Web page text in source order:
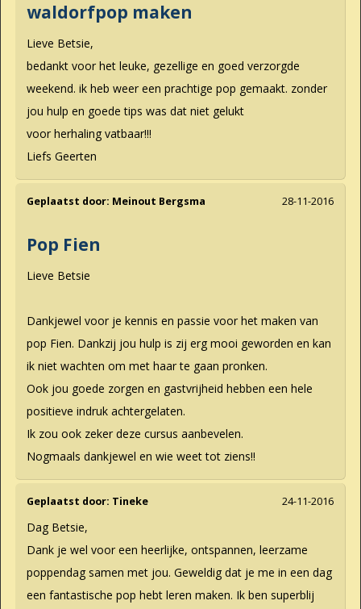
waldorfpop maken
Lieve Betsie,
bedankt voor het leuke, gezellige en goed verzorgde
weekend. ik heb weer een prachtige pop gemaakt. zonder
jou hulp en goede tips was dat niet gelukt
voor herhaling vatbaar!!!
Liefs Geerten
28-11-2016
Geplaatst door: Meinout Bergsma
Pop Fien
Lieve Betsie
Dankjewel voor je kennis en passie voor het maken van
pop Fien. Dankzij jou hulp is zij erg mooi geworden en kan
ik niet wachten om met haar te gaan pronken.
Ook jou goede zorgen en gastvrijheid hebben een hele
positieve indruk achtergelaten.
Ik zou ook zeker deze cursus aanbevelen.
Nogmaals dankjewel en wie weet tot ziens!!
24-11-2016
Geplaatst door: Tineke
Dag Betsie,
Dank je wel voor een heerlijke, ontspannen, leerzame
poppendag samen met jou. Geweldig dat je me in een dag
een fantastische pop hebt leren maken. Ik ben superblij